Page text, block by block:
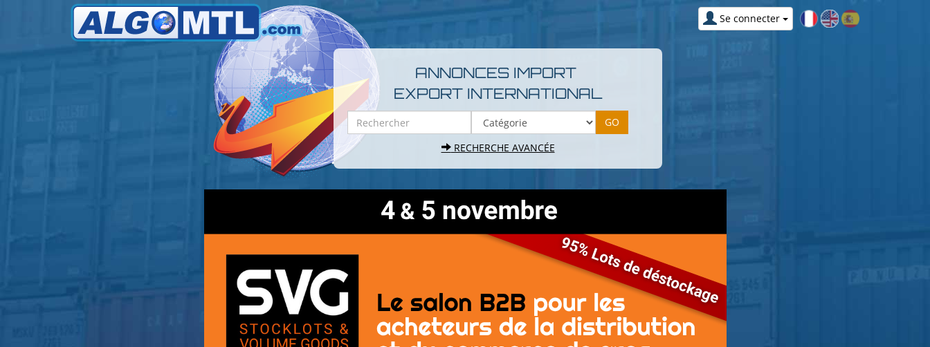
Se connecter
ANNONCES IMPORT
EXPORT INTERNATIONAL
RECHERCHE AVANCÉE